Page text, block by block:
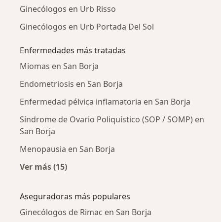
Ginecólogos en Urb Risso
Ginecólogos en Urb Portada Del Sol
Enfermedades más tratadas
Miomas en San Borja
Endometriosis en San Borja
Enfermedad pélvica inflamatoria en San Borja
Síndrome de Ovario Poliquístico (SOP / SOMP) en
San Borja
Menopausia en San Borja
Ver más (15)
Aseguradoras más populares
Ginecólogos de Rimac en San Borja